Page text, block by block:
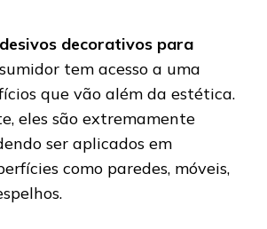
decorativos para
tem acesso a uma
que vão além da estética.
eles são extremamente
ser aplicados em
como paredes, móveis,